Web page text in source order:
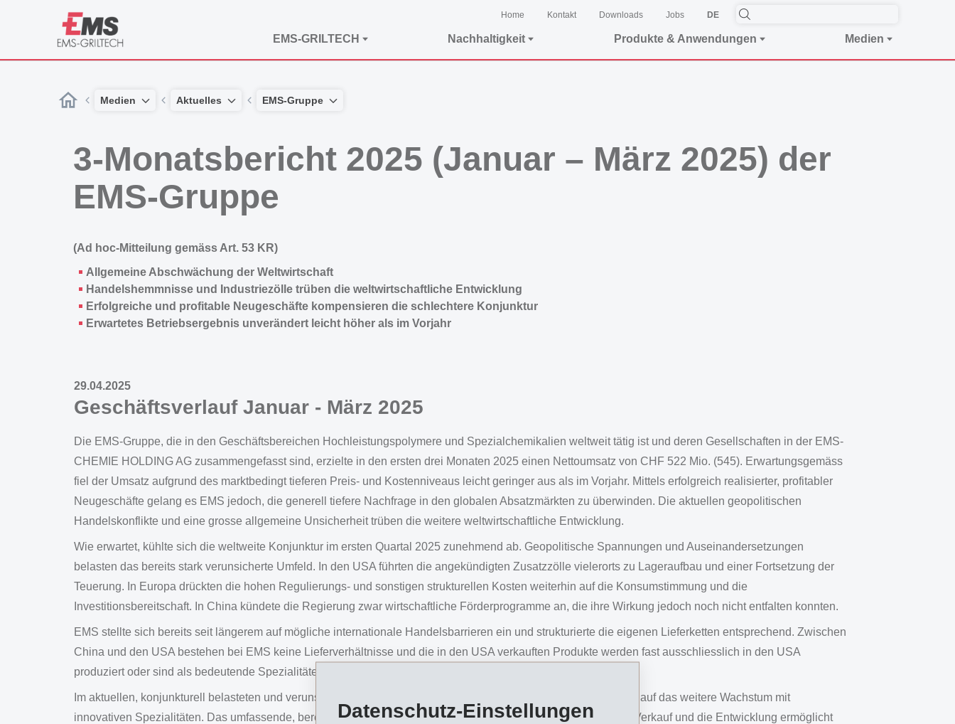
Datenschutz-Einstellungen
Home Kontakt Downloads Jobs DE
EMS-GRILTECH Nachhaltigkeit Produkte & Anwendungen Medien
Medien Aktuelles EMS-Gruppe
3-Monatsbericht 2025 (Januar – März 2025) der
EMS-Gruppe
(Ad hoc-Mitteilung gemäss Art. 53 KR)
Allgemeine Abschwächung der Weltwirtschaft
Handelshemmnisse und Industriezölle trüben die weltwirtschaftliche Entwicklung
Erfolgreiche und profitable Neugeschäfte kompensieren die schlechtere Konjunktur
Erwartetes Betriebsergebnis unverändert leicht höher als im Vorjahr
29.04.2025
Geschäftsverlauf Januar - März 2025
Die EMS-Gruppe, die in den Geschäftsbereichen Hochleistungspolymere und Spezialchemikalien weltweit tätig ist und deren Gesellschaften in der EMS-
CHEMIE HOLDING AG zusammengefasst sind, erzielte in den ersten drei Monaten 2025 einen Nettoumsatz von CHF 522 Mio. (545). Erwartungsgemäss
fiel der Umsatz aufgrund des marktbedingt tieferen Preis- und Kostenniveaus leicht geringer aus als im Vorjahr. Mittels erfolgreich realisierter, profitabler
Neugeschäfte gelang es EMS jedoch, die generell tiefere Nachfrage in den globalen Absatzmärkten zu überwinden. Die aktuellen geopolitischen
Handelskonflikte und eine grosse allgemeine Unsicherheit trüben die weitere weltwirtschaftliche Entwicklung.
Wie erwartet, kühlte sich die weltweite Konjunktur im ersten Quartal 2025 zunehmend ab. Geopolitische Spannungen und Auseinandersetzungen
belasten das bereits stark verunsicherte Umfeld. In den USA führten die angekündigten Zusatzzölle vielerorts zu Lageraufbau und einer Fortsetzung der
Teuerung. In Europa drückten die hohen Regulierungs- und sonstigen strukturellen Kosten weiterhin auf die Konsumstimmung und die
Investitionsbereitschaft. In China kündete die Regierung zwar wirtschaftliche Förderprogramme an, die ihre Wirkung jedoch noch nicht entfalten konnten.
EMS stellte sich bereits seit längerem auf mögliche internationale Handelsbarrieren ein und strukturierte die eigenen Lieferketten entsprechend. Zwischen
China und den USA bestehen bei EMS keine Lieferverhältnisse und die in den USA verkauften Produkte werden fast ausschliesslich in den USA
produziert oder sind als bedeutende Spezialitäten von Zöllen befreit.
Im aktuellen, konjunkturell belasteten und verunsicherten Marktumfeld konzentriert sich EMS noch konsequenter auf das weitere Wachstum mit
innovativen Spezialitäten. Das umfassende, bereits lancierte, personelle Ausbauprogramm für den technischen Verkauf und die Entwicklung ermöglicht